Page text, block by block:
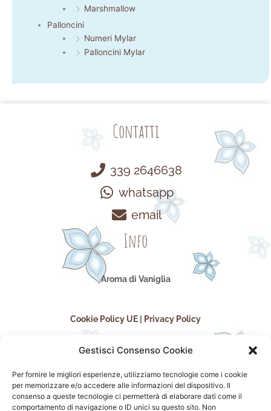
Gestisci Consenso Cookie
Per fornire le migliori esperienze, utilizziamo tecnologie come i cookie
per memorizzare e/o accedere alle informazioni del dispositivo. Il
consenso a queste tecnologie ci permetterà di elaborare dati come il
comportamento di navigazione o ID unici su questo sito. Non
Marshmallow
Palloncini
Numeri Mylar
Palloncini Mylar
Contatti
339 2646638
whatsapp
email
Info
Aroma di Vaniglia
Cookie Policy UE Privacy Policy